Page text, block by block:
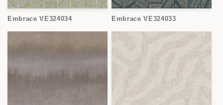
o
n
:
Embrace VE324034 Embrace VE324033